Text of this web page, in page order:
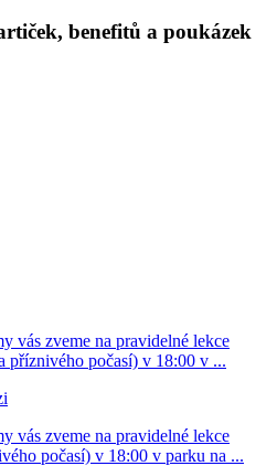
benefitů a poukázek
vás zveme na pravidelné lekce
příznivého počasí) v 18:00 v ...
vás zveme na pravidelné lekce
počasí) v 18:00 v parku na ...